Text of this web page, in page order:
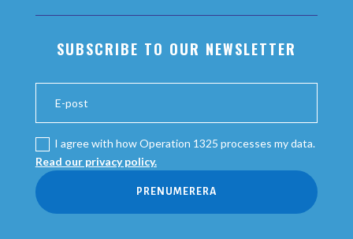
SUBSCRIBE TO OUR NEWSLETTER
I agree with how Operation 1325 processes my data.
Read our privacy policy.
PRENUMERERA